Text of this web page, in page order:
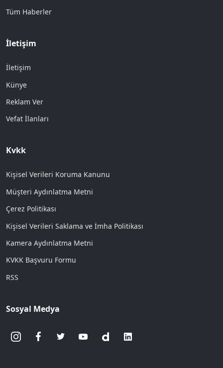
Tüm Haberler
İletişim
İletişim
Künye
Reklam Ver
Vefat İlanları
Kvkk
Kişisel Verileri Koruma Kanunu
Müşteri Aydınlatma Metni
Çerez Politikası
Kişisel Verileri Saklama ve İmha Politikası
Kamera Aydınlatma Metni
KVKK Başvuru Formu
RSS
Sosyal Medya